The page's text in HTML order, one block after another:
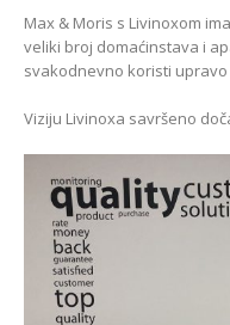
Max & Moris s Livinoxom
veliki broj domaćinstava i
svakodnevno koristi
Viziju Livinoxa savršeno